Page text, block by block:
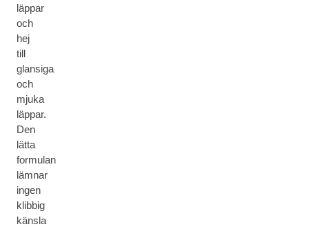
läppar
och
hej
till
glansiga
och
mjuka
läppar.
Den
lätta
formulan
lämnar
ingen
klibbig
känsla